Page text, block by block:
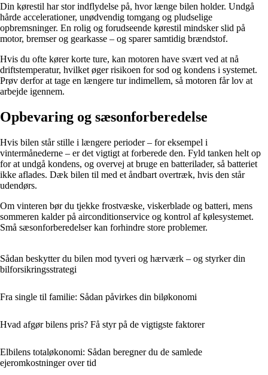
Din kørestil har stor indflydelse på, hvor længe bilen holder. Undgå
hårde accelerationer, unødvendig tomgang og pludselige
opbremsninger. En rolig og forudseende kørestil mindsker slid på
motor, bremser og gearkasse – og sparer samtidig brændstof.
Hvis du ofte kører korte ture, kan motoren have svært ved at nå
driftstemperatur, hvilket øger risikoen for sod og kondens i systemet.
Prøv derfor at tage en længere tur indimellem, så motoren får lov at
arbejde igennem.
Opbevaring og sæsonforberedelse
Hvis bilen står stille i længere perioder – for eksempel i
vintermånederne – er det vigtigt at forberede den. Fyld tanken helt op
for at undgå kondens, og overvej at bruge en batterilader, så batteriet
ikke aflades. Dæk bilen til med et åndbart overtræk, hvis den står
udendørs.
Om vinteren bør du tjekke frostvæske, viskerblade og batteri, mens
sommeren kalder på airconditionservice og kontrol af kølesystemet.
Små sæsonforberedelser kan forhindre store problemer.
Sådan beskytter du bilen mod tyveri og hærværk – og styrker din
bilforsikringsstrategi
Fra single til familie: Sådan påvirkes din biløkonomi
Hvad afgør bilens pris? Få styr på de vigtigste faktorer
Elbilens totaløkonomi: Sådan beregner du de samlede
ejeromkostninger over tid